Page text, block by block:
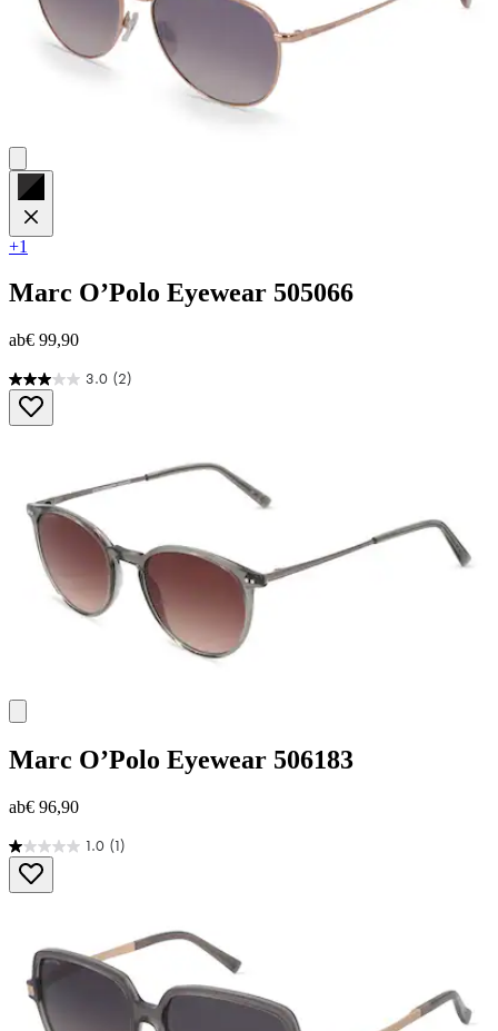
+1
Marc O’Polo Eyewear 505066
ab€ 99,90
3.0 (2)
3.0
von
5
Bewertungen
Marc O’Polo Eyewear 506183
ab€ 96,90
1.0 (1)
1.0
von
5
Bewertung